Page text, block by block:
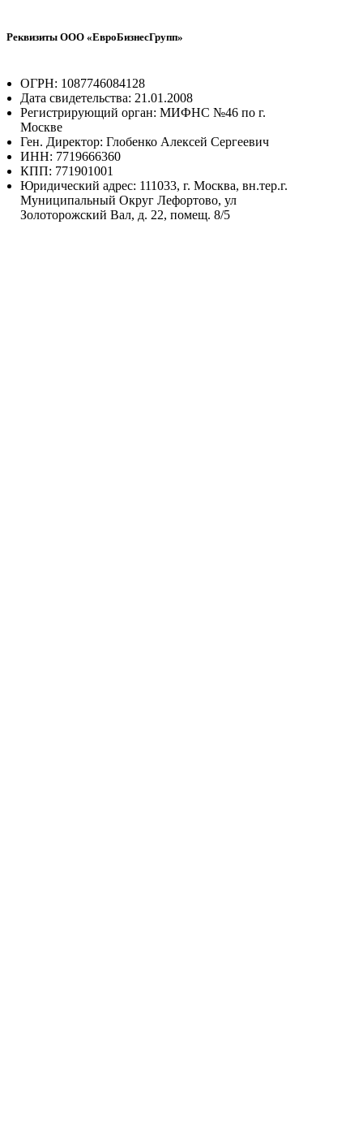
Реквизиты ООО «ЕвроБизнесГрупп»
ОГРН: 1087746084128
Дата свидетельства: 21.01.2008
Регистрирующий орган: МИФНС №46 по г.
Москве
Ген. Директор: Глобенко Алексей Сергеевич
ИНН: 7719666360
КПП: 771901001
Юридический адрес: 111033, г. Москва, вн.тер.г.
Муниципальный Округ Лефортово, ул
Золоторожский Вал, д. 22, помещ. 8/5